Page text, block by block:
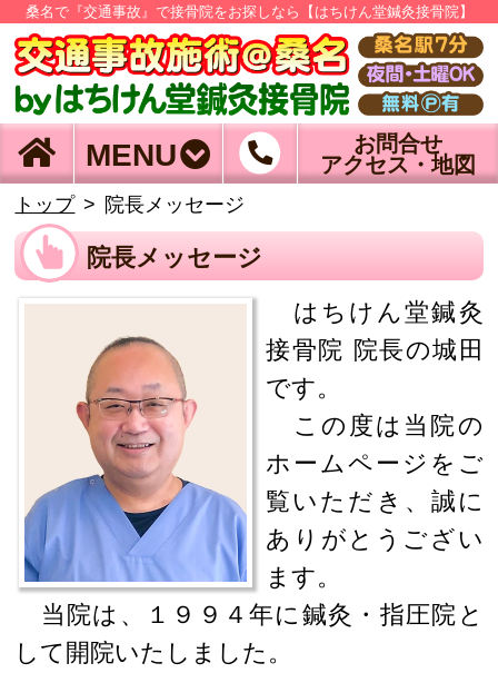
桑名で『交通事故』で接骨院をお探しなら【はちけん堂鍼灸接骨院】
MENU
お問合せ
アクセス・地図
トップ 院長メッセージ
院長メッセージ
はちけん堂鍼灸
接骨院 院長の城田
です。
この度は当院の
ホームページをご
覧いただき、誠に
ありがとうござい
ます。
当院は、１９９４年に鍼灸・指圧院と
して開院いたしました。